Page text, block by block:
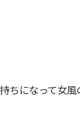
になって女